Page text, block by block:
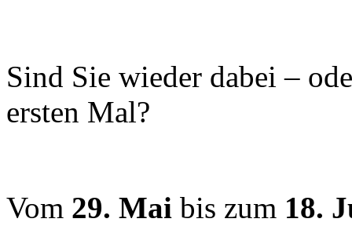
Sind Sie wieder dabei –
ersten Mal?
Vom 29. Mai bis zum 18.